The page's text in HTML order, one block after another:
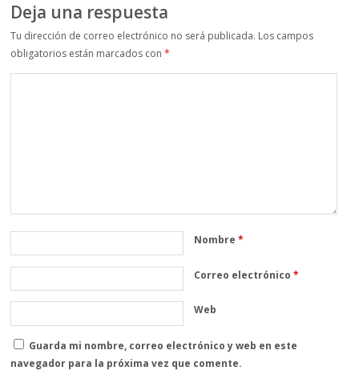
Deja una respuesta
Tu dirección de correo electrónico no será publicada. Los campos
obligatorios están marcados con*
Nombre*
Correo electrónico*
Web
Guarda mi nombre, correo electrónico y web en este
navegador para la próxima vez que comente.